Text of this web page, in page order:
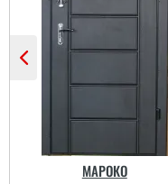
чекати не потрібно було
непогані.
Двері недорогі та мають
два контури ущільнення,
МАРОКО